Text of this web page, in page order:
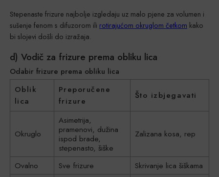
Stepenaste frizure najbolje izgledaju uz malo pjene za volumen i
sušenje fenom s difuzorom ili rotirajućom okruglom četkom kako
bi slojevi došli do izražaja.
d) Vodič za frizure prema obliku lica
Odabir frizure prema obliku lica
Oblik
lica
Preporučene
frizure
Što izbjegavati
Okruglo
Asimetrija,
pramenovi, dužina
ispod brade,
stepenasto, šiške
Zalizana kosa, rep
Ovalno Sve frizure Skrivanje lica šiškama